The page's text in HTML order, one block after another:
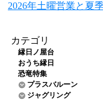
2026年土曜営業と夏
カテゴリ
縁日ノ屋台
おうち縁日
恐竜特集
プラスバルーン
ジャグリング